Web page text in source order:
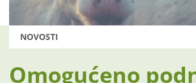
NOVOSTI
Omogućeno